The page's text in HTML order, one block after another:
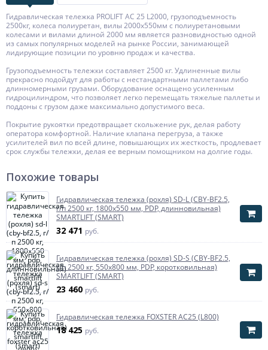
Гидравлическая тележка PROLIFT AC 25 L2000, грузоподъемность
2500кг, колеса полиуретан, вилы 2000x550мм с полиуретановыми
колесами и вилами длиной 2000 мм является разновидностью одной
из самых популярных моделей на рынке России, занимающей
лидирующие позиции по уровню продаж и качества.
Грузоподъемность тележки составляет 2500 кг. Удлиненные вилы
прекрасно подойдут для работы с нестандартными паллетами либо
длинномерными грузами. Оборудование оснащено усиленным
гидроцилиндром, что позволяет легко перемещать тяжелые паллеты и
поддоны с грузом даже максимально допустимого веса.
Покрытие рукоятки предотвращает скольжение рук, делая работу
оператора комфортной. Наличие клапана перегруза, а также
усилителей вил по всей длине, повышающих их жесткость, продлевает
срок службы тележки, делая ее верным помощником на долгие годы.
Похожие товары
Гидравлическая тележка (рохля) SD-L (CBY-BF2.5,
г/п 2500 кг, 1800x550 мм, PDP, длинновильная)
SMARTLIFT (SMART)
32 471 руб.
Гидравлическая тележка (рохля) SD-S (CBY-BF2.5,
г/п 2500 кг, 550х800 мм, PDP, коротковильная)
SMARTLIFT (SMART)
23 460 руб.
Гидравлическая тележка FOXSTER AC25 (L800)
18 425 руб.